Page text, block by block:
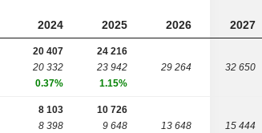
2024 2025 2026 2027
20 407
20 332
0.37%
24 216
23 942
1.15%
29 264 32 650
8 103
8 398
10 726
9 648
13 648 15 444